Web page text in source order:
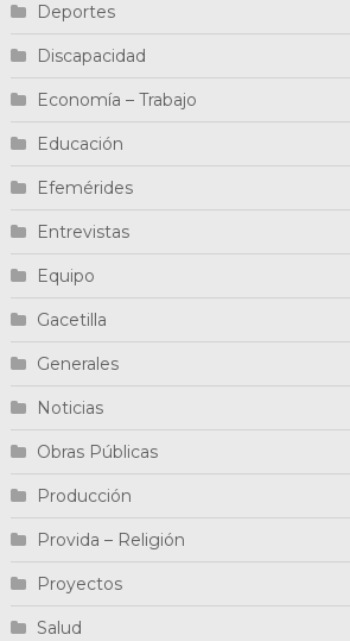
Deportes
Discapacidad
Economía – Trabajo
Educación
Efemérides
Entrevistas
Equipo
Gacetilla
Generales
Noticias
Obras Públicas
Producción
Provida – Religión
Proyectos
Salud